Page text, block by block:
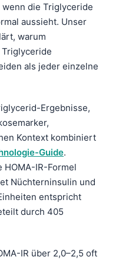
die Triglyceride
aussieht. Unser
warum
als jeder einzelne
Ergebnisse,
Kontext kombiniert
Guide.
IR-Formel
Nüchterninsulin und
entspricht
durch 405
IR über 2,0–2,5 oft